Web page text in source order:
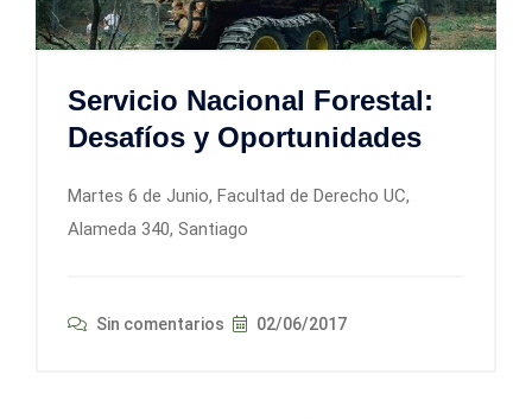
Servicio Nacional Forestal:
Desafíos y Oportunidades
Martes 6 de Junio, Facultad de Derecho UC,
Alameda 340, Santiago
Sin comentarios 02/06/2017